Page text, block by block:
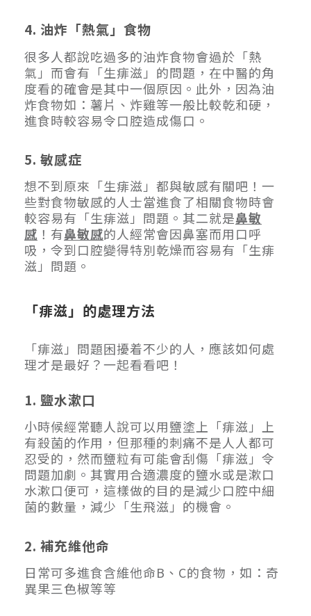
4. 油炸「熱氣」食物
很多人都說吃過多的油炸食物會過於「熱
氣」而會有「生痱滋」的問題，在中醫的角
度看的確會是其中一個原因。此外，因為油
炸食物如：薯片、炸雞等一般比較乾和硬，
進食時較容易令口腔造成傷口。
5. 敏感症
想不到原來「生痱滋」都與敏感有關吧！一
些對食物敏感的人士當進食了相關食物時會
較容易有「生痱滋」問題。其二就是鼻敏
感 ！有鼻敏感的人經常會因鼻塞而用口呼
吸，令到口腔變得特別乾燥而容易有「生痱
滋」問題。
「痱滋」的處理方法
「痱滋」問題困擾着不少的人，應該如何處
理才是最好？一起看看吧！
1. 鹽水漱口
小時候經常聽人說可以用鹽塗上「痱滋」上
有殺菌的作用，但那種的刺痛不是人人都可
忍受的，然而鹽粒有可能會刮傷「痱滋」令
問題加劇。其實用合適濃度的鹽水或是漱口
水漱口便可，這樣做的目的是減少口腔中細
菌的數量，減少「生飛滋」的機會。
2. 補充維他命
日常可多進食含維他命B、C的食物，如：奇
異果三色椒等等